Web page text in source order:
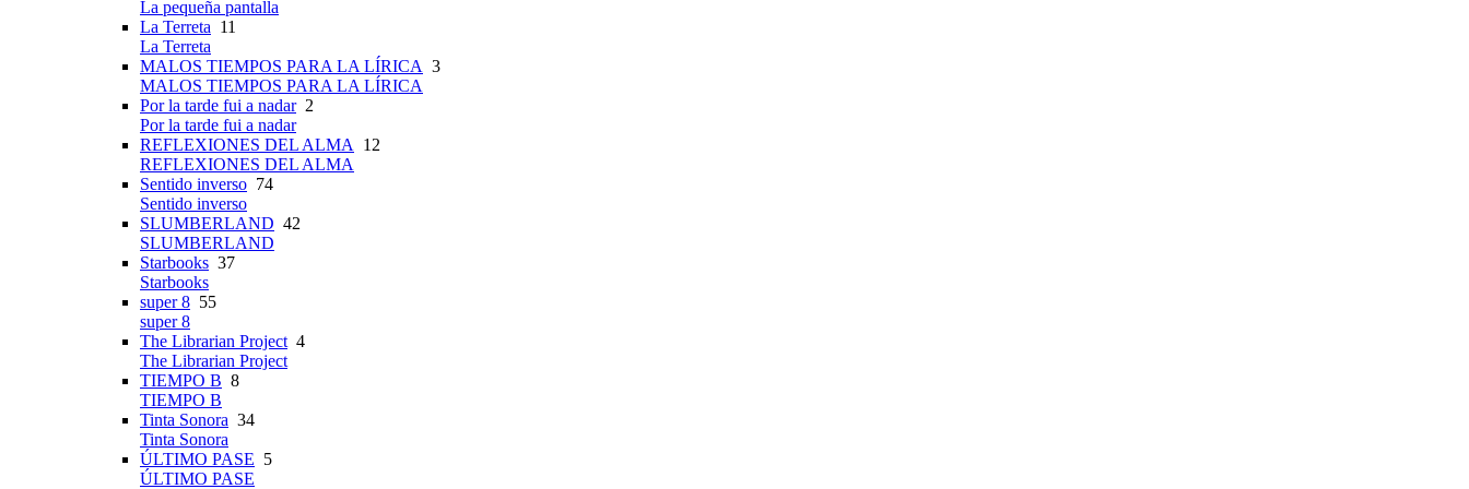
La pequeña pantalla
La Terreta 11
La Terreta
MALOS TIEMPOS PARA LA LÍRICA 3
MALOS TIEMPOS PARA LA LÍRICA
Por la tarde fui a nadar2
Por la tarde fui a nadar
REFLEXIONES DEL ALMA 12
REFLEXIONES DEL ALMA
Sentido inverso 74
Sentido inverso
SLUMBERLAND 42
SLUMBERLAND
Starbooks 37
Starbooks
super 8 55
super 8
The Librarian Project4
The Librarian Project
TIEMPO B 8
TIEMPO B
Tinta Sonora 34
Tinta Sonora
ÚLTIMO PASE 5
ÚLTIMO PASE